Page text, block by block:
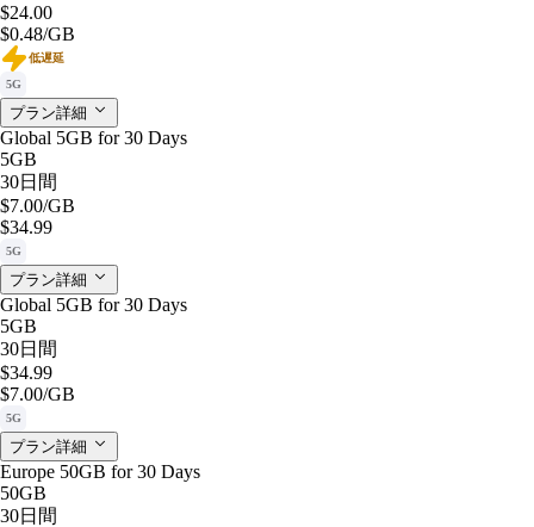
$24.00
$0.48/GB
低遅延
5G
プラン詳細
Global 5GB for 30 Days
5GB
30日間
$7.00/GB
$34.99
5G
プラン詳細
Global 5GB for 30 Days
5GB
30日間
$34.99
$7.00/GB
5G
プラン詳細
Europe 50GB for 30 Days
50GB
30日間